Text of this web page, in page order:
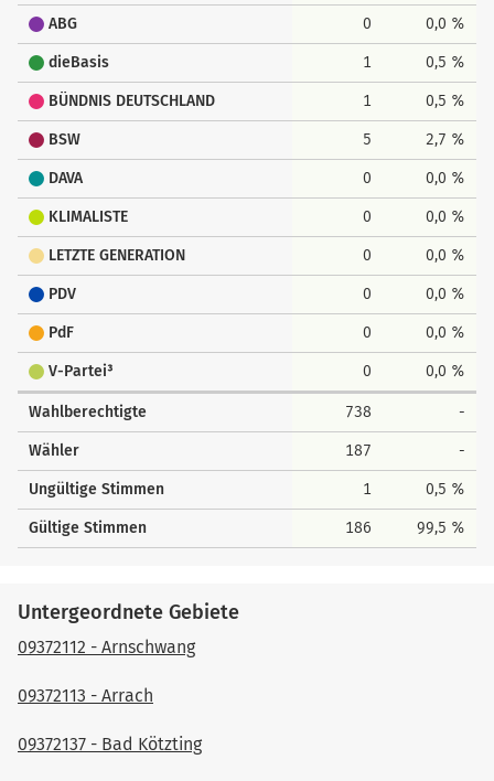
ABG 0 0,0 %
dieBasis 1 0,5 %
BÜNDNIS DEUTSCHLAND 1 0,5 %
BSW 5 2,7 %
DAVA 0 0,0 %
KLIMALISTE 0 0,0 %
LETZTE GENERATION 0 0,0 %
PDV 0 0,0 %
PdF 0 0,0 %
V-Partei³ 0 0,0 %
Wahlberechtigte 738 -
Wähler 187 -
Ungültige Stimmen 1 0,5 %
Gültige Stimmen 186 99,5 %
Untergeordnete Gebiete
09372112 - Arnschwang
09372113 - Arrach
09372137 - Bad Kötzting